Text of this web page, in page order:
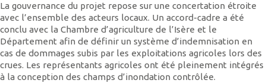
La gouvernance du projet repose sur une concertation étroite
avec l’ensemble des acteurs locaux. Un accord-cadre a été
conclu avec la Chambre d’agriculture de l’Isère et le
Département afin de définir un système d’indemnisation en
cas de dommages subis par les exploitations agricoles lors des
crues. Les représentants agricoles ont été pleinement intégrés
à la conception des champs d’inondation contrôlée.